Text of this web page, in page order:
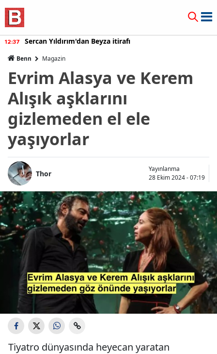
12:37 Sercan Yıldırım'dan Beyza itirafı
Benn Magazin
Evrim Alasya ve Kerem
Alışık aşklarını
gizlemeden el ele
yaşıyorlar
Thor
Yayınlanma
28 Ekim 2024 - 07:19
Tiyatro dünyasında heyecan yaratan